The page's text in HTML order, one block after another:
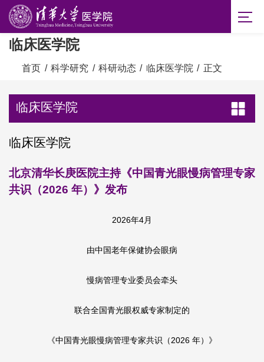
临床医学院
首页 / 科学研究 / 科研动态 / 临床医学院 / 正文
临床医学院
临床医学院
北京清华长庚医院主持《中国青光眼慢病管理专家
共识（2026 年）》发布
2026年4月
由中国老年保健协会眼病
慢病管理专业委员会牵头
联合全国青光眼权威专家制定的
《中国青光眼慢病管理专家共识（2026 年）》